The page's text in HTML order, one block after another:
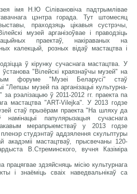
імя Н.Ю Сілівановіча падтрымлівае
цэнтра горада. Тут штомесяц
праходзяць цікавыя сустрэчы,
музей арганізоўвае і праводзіць
праектаў, накіраваных на
калекцый, розных відаў мастацтва і
ў кірунку сучаснага мастацтва. У
"Вілейскі краязнаўчы музей" на
форуме "Музеі Беларусі" стаў
"Лепшы музей па арганізацыі культурна-
за рэалізацыю ў 2011-2012 гг. праекта па
мастацтва "ART-Vilejka". У 2013 годзе
стаў прызёрам праекта "На шляху да
папулярызацыя сучаснага
мерапрыемстваў у 2013 годзе
студэнтаў аддзялення скульптуры
акадэміі мастацтваў, прысвечаны 120-
В.Стреминского, вучня Казіміра
працягвае здзяйсняць місію культурнага
і знаёміць сваіх наведвальнікаў са